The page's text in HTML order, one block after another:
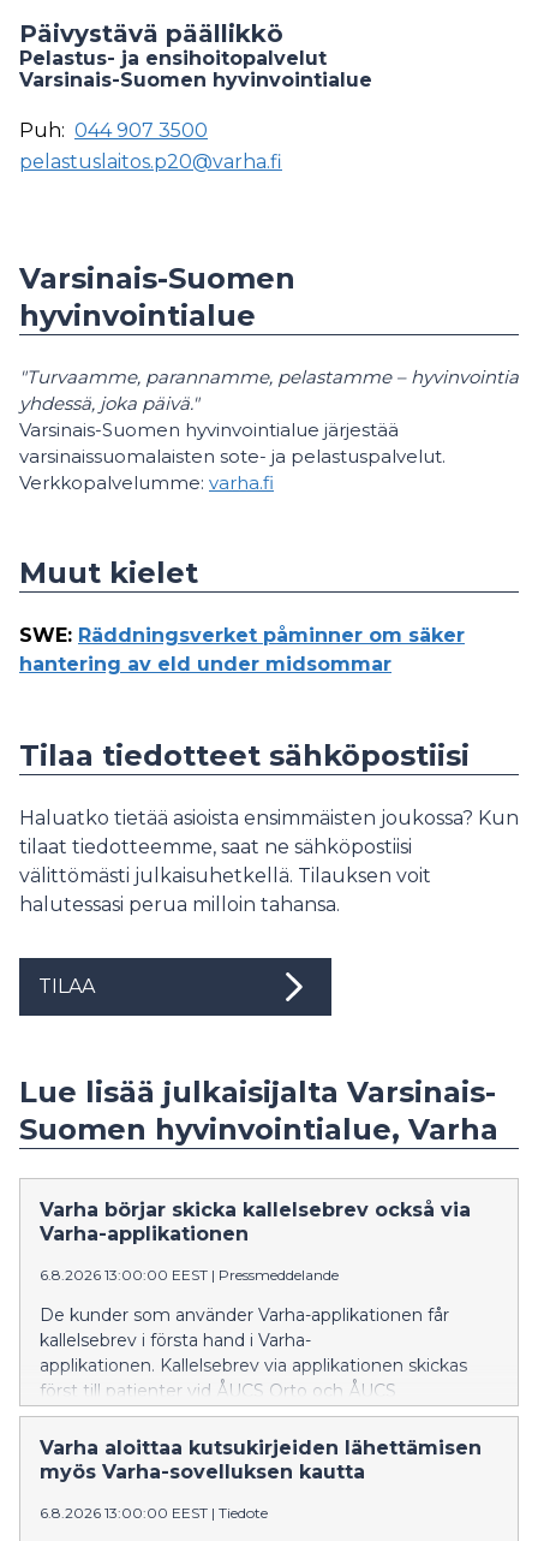
Päivystävä päällikkö
Pelastus- ja ensihoitopalvelut
Varsinais-Suomen hyvinvointialue
Puh: 044 907 3500
pelastuslaitos.p20@varha.fi
Varsinais-Suomen
hyvinvointialue
"Turvaamme, parannamme, pelastamme – hyvinvointia
yhdessä, joka päivä."
Varsinais-Suomen hyvinvointialue järjestää
varsinaissuomalaisten sote- ja pelastuspalvelut.
Verkkopalvelumme: varha.fi
Muut kielet
SWE: Räddningsverket påminner om säker
hantering av eld under midsommar
Tilaa tiedotteet sähköpostiisi
Haluatko tietää asioista ensimmäisten joukossa? Kun
tilaat tiedotteemme, saat ne sähköpostiisi
välittömästi julkaisuhetkellä. Tilauksen voit
halutessasi perua milloin tahansa.
TILAA
Lue lisää julkaisijalta Varsinais-
Suomen hyvinvointialue, Varha
Varha börjar skicka kallelsebrev också via
Varha-applikationen
6.8.2026 13:00:00 EEST | Pressmeddelande
De kunder som använder Varha-applikationen får
kallelsebrev i första hand i Varha-
applikationen. Kallelsebrev via applikationen skickas
först till patienter vid ÅUCS Orto och ÅUCS
Hjärtcentret. Utifrån erfarenheterna utvidgas
verksamhetsmodellen senare också till de övriga
specialområdena inom ÅUCS-sjukhustjänster.
Varha aloittaa kutsukirjeiden lähettämisen
myös Varha-sovelluksen kautta
6.8.2026 13:00:00 EEST | Tiedote